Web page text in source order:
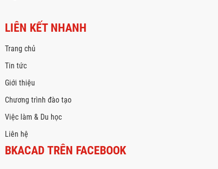
LIÊN KẾT NHANH
Trang chủ
Tin tức
Giới thiệu
Chương trình đào tạo
Việc làm & Du học
Liên hệ
BKACAD TRÊN FACEBOOK